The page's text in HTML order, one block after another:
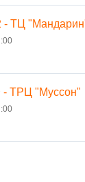
- ТЦ
- ТРЦ "Муссон"